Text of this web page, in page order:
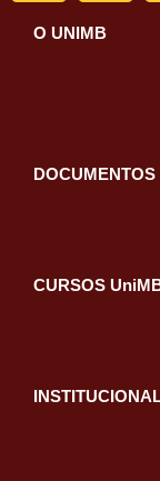
O UNIMB
DOCUMENTOS
CURSOS